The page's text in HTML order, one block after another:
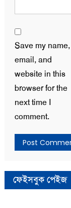
Save my name,
email, and
website in this
browser for the
next time I
comment.
ফেইসবুক পেইজ